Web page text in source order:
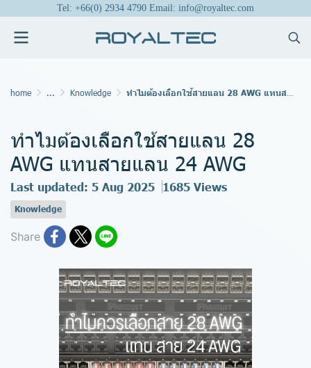
Tel: +66(0) 2934 4790 Email: info@royaltec.com
home ... Knowledge ทำไมต้องเลือกใช้สายแลน 28 AWG แทนสายแลน 24 AWG
ทำไมต้องเลือกใช้สายแลน 28
AWG แทนสายแลน 24 AWG
Last updated: 5 Aug 2025 1685 Views
Knowledge
Share